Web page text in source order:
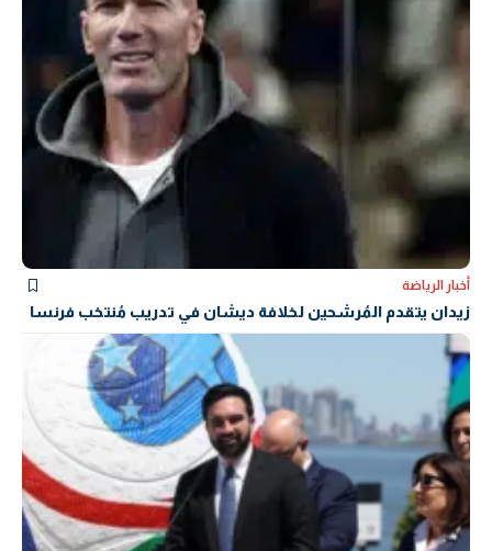
أخبار الرياضة
زيدان يتقدم المُرشحين لخلافة ديشان في تدريب مُنتخب فرنسا